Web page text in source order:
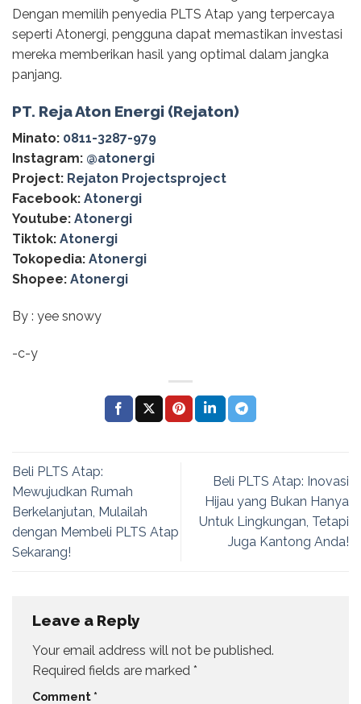
Dengan memilih penyedia PLTS Atap yang terpercaya
seperti Atonergi, pengguna dapat memastikan investasi
mereka memberikan hasil yang optimal dalam jangka
panjang.
PT. Reja Aton Energi (Rejaton)
Minato: 0811-3287-979
Instagram: @‌atonergi
Project: Rejaton Projectsproject
Facebook: Atonergi
Youtube: Atonergi
Tiktok: Atonergi
Tokopedia: Atonergi
Shopee: Atonergi
By : yee snowy
-c-y
Beli PLTS Atap:
Mewujudkan Rumah
Berkelanjutan, Mulailah
dengan Membeli PLTS Atap
Sekarang!
Beli PLTS Atap: Inovasi
Hijau yang Bukan Hanya
Untuk Lingkungan, Tetapi
Juga Kantong Anda!
Leave a Reply
Your email address will not be published.
Required fields are marked *
Comment *